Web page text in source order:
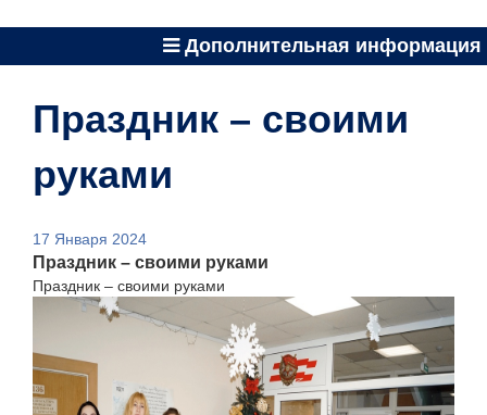
Дополнительная информация
Праздник – своими
руками
17 Января 2024
Праздник – своими руками
Праздник – своими руками